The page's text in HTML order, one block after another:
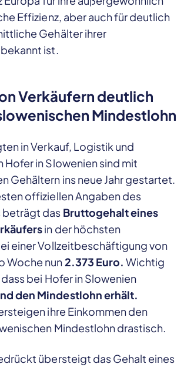
Effizienz, aber auch für deutlich
Gehälter ihrer
ist.
Verkäufern deutlich
Mindestlohn
in Verkauf, Logistik und
Hofer in Slowenien sind mit
Gehältern ins neue Jahr gestartet.
offiziellen Angaben des
beträgt das Bruttogehalt eines
in der höchsten
einer Vollzeitbeschäftigung von
Woche nun2.373 Euro. Wichtig
bei Hofer in Slowenien
den Mindestlohn erhält.
ihre Einkommen den
Mindestlohn drastisch.
übersteigt das Gehalt eines